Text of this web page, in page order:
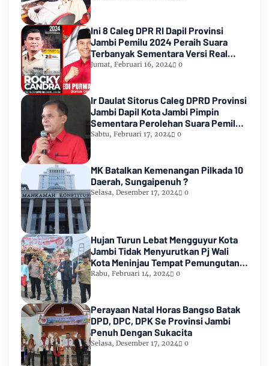
Ini 8 Caleg DPR RI Dapil Provinsi
Jambi Pemilu 2024 Peraih Suara
Terbanyak Sementara Versi Real
Count KPU RI
Jumat, Februari 16, 2024 0
Ir Daulat Sitorus Caleg DPRD Provinsi
Jambi Dapil Kota Jambi Pimpin
Sementara Perolehan Suara Pemilu
2024
Sabtu, Februari 17, 2024 0
MK Batalkan Kemenangan Pilkada 10
Daerah, Sungaipenuh ?
Selasa, Desember 17, 2024 0
Hujan Turun Lebat Mengguyur Kota
Jambi Tidak Menyurutkan Pj Wali
Kota Meninjau Tempat Pemungutan
Suara Pemilu 2024
Rabu, Februari 14, 2024 0
Perayaan Natal Horas Bangso Batak
DPD, DPC, DPK Se Provinsi Jambi
Penuh Dengan Sukacita
Selasa, Desember 17, 2024 0